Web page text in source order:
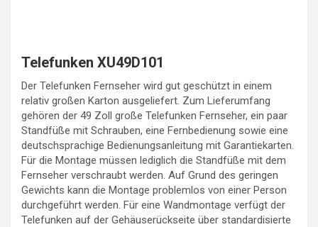
Telefunken XU49D101
Der Telefunken Fernseher wird gut geschützt in einem
relativ großen Karton ausgeliefert. Zum Lieferumfang
gehören der 49 Zoll große Telefunken Fernseher, ein paar
Standfüße mit Schrauben, eine Fernbedienung sowie eine
deutschsprachige Bedienungsanleitung mit Garantiekarten.
Für die Montage müssen lediglich die Standfüße mit dem
Fernseher verschraubt werden. Auf Grund des geringen
Gewichts kann die Montage problemlos von einer Person
durchgeführt werden. Für eine Wandmontage verfügt der
Telefunken auf der Gehäuserückseite über standardisierte